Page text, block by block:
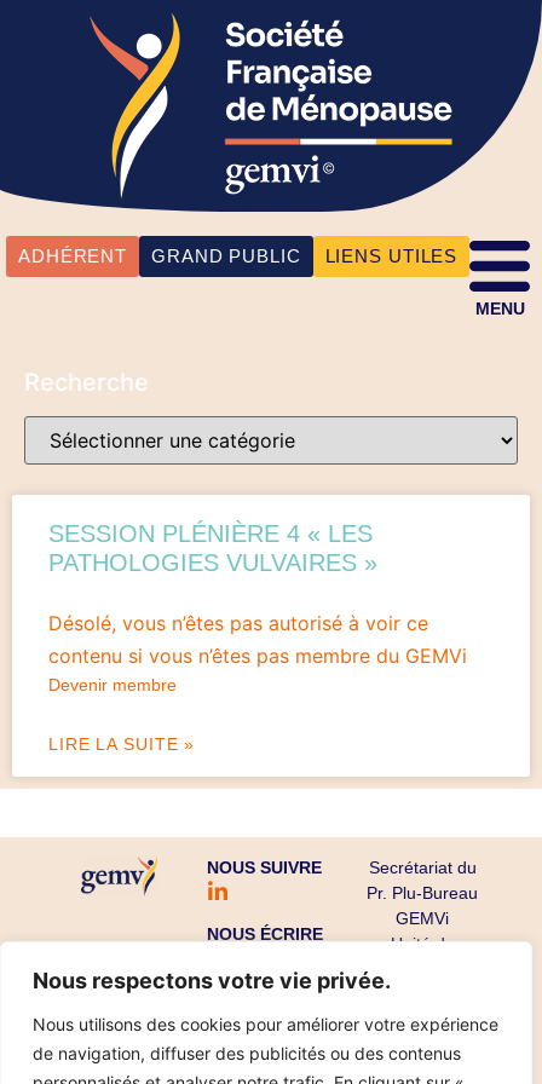
Nous respectons votre vie privée.
Nous utilisons des cookies pour améliorer votre expérience
de navigation, diffuser des publicités ou des contenus
ADHÉRENT GRAND PUBLIC LIENS UTILES
MENU
Recherche
SESSION PLÉNIÈRE 4 « LES
PATHOLOGIES VULVAIRES »
Désolé, vous n’êtes pas autorisé à voir ce
contenu si vous n’êtes pas membre du GEMVi
Devenir membre
LIRE LA SUITE »
NOUS SUIVRE
NOUS ÉCRIRE
Secrétariat du
Pr. Plu-Bureau
GEMVi
Unité de
Endocrinienne
CHU Cochin-
Port Royal